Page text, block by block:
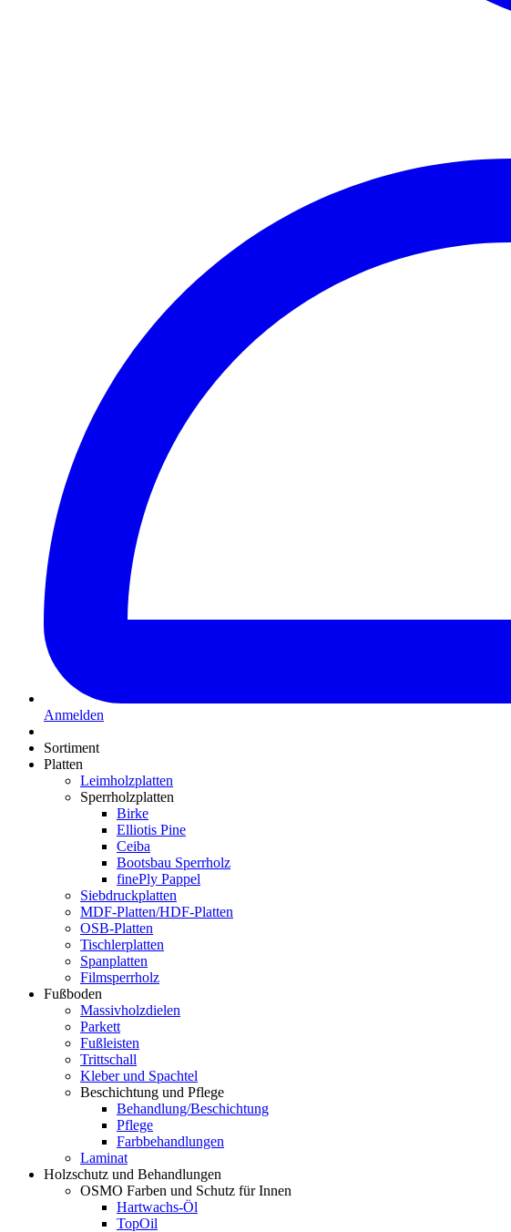
Anmelden
Sortiment
Platten
Leimholzplatten
Sperrholzplatten
Birke
Elliotis Pine
Ceiba
Bootsbau Sperrholz
finePly Pappel
Siebdruckplatten
MDF-Platten/HDF-Platten
OSB-Platten
Tischlerplatten
Spanplatten
Filmsperrholz
Fußboden
Massivholzdielen
Parkett
Fußleisten
Trittschall
Kleber und Spachtel
Beschichtung und Pflege
Behandlung/Beschichtung
Pflege
Farbbehandlungen
Laminat
Holzschutz und Behandlungen
OSMO Farben und Schutz für Innen
Hartwachs-Öl
TopOil